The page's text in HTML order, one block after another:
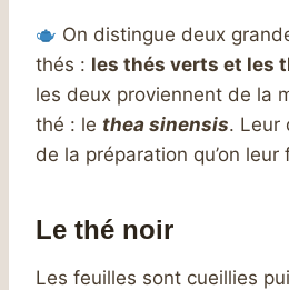
On distingue deux
thés : les thés verts et les
les deux proviennent de la
thé : le thea sinensis. Leur
de la préparation qu’on leur
Le thé noir
Les feuilles sont cueillies